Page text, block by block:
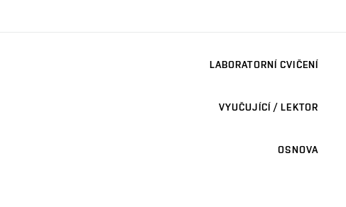
LABORATORNÍ CVIČENÍ
VYUČUJÍCÍ / LEKTOR
OSNOVA